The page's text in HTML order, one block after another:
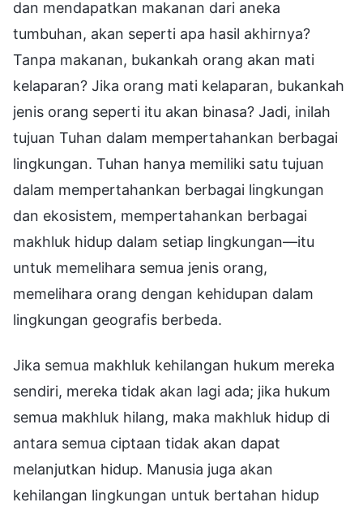
dan mendapatkan makanan dari aneka
tumbuhan, akan seperti apa hasil akhirnya?
Tanpa makanan, bukankah orang akan mati
kelaparan? Jika orang mati kelaparan, bukankah
jenis orang seperti itu akan binasa? Jadi, inilah
tujuan Tuhan dalam mempertahankan berbagai
lingkungan. Tuhan hanya memiliki satu tujuan
dalam mempertahankan berbagai lingkungan
dan ekosistem, mempertahankan berbagai
makhluk hidup dalam setiap lingkungan—itu
untuk memelihara semua jenis orang,
memelihara orang dengan kehidupan dalam
lingkungan geografis berbeda.
Jika semua makhluk kehilangan hukum mereka
sendiri, mereka tidak akan lagi ada; jika hukum
semua makhluk hilang, maka makhluk hidup di
antara semua ciptaan tidak akan dapat
melanjutkan hidup. Manusia juga akan
kehilangan lingkungan untuk bertahan hidup